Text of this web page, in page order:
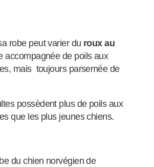
robe peut varier du roux au
accompagnée de poils aux
mais toujours parsemée de
possèdent plus de poils aux
que les plus jeunes chiens.
du chien norvégien de